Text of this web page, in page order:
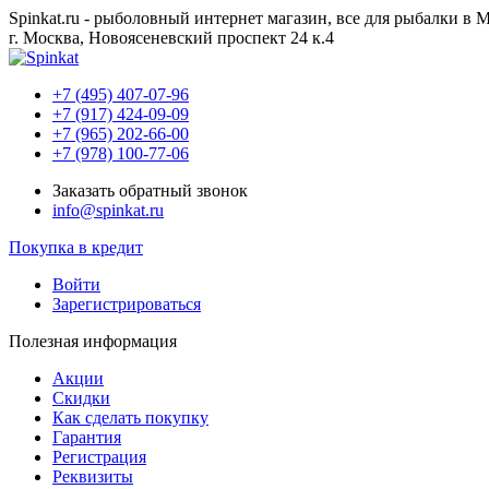
Spinkat.ru - рыболовный интернет магазин, все для рыбалки в
г. Москва, Новоясеневский проспект 24 к.4
+7 (495) 407-07-96
+7 (917) 424-09-09
+7 (965) 202-66-00
+7 (978) 100-77-06
Заказать обратный звонок
info@spinkat.ru
Покупка в кредит
Войти
Зарегистрироваться
Полезная информация
Акции
Скидки
Как сделать покупку
Гарантия
Регистрация
Реквизиты